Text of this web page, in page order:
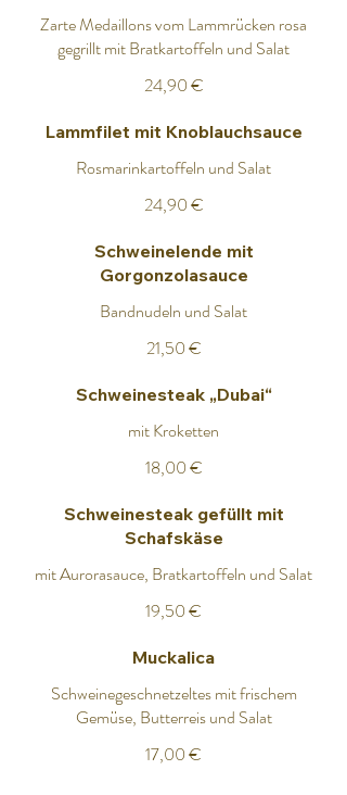
Zarte Medaillons vom Lammrücken rosa
gegrillt mit Bratkartoffeln und Salat
24,90 €
Lammfilet mit Knoblauchsauce
Rosmarinkartoffeln und Salat
24,90 €
Schweinelende mit
Gorgonzolasauce
Bandnudeln und Salat
21,50 €
Schweinesteak „Dubai“
mit Kroketten
18,00 €
Schweinesteak gefüllt mit
Schafskäse
mit Aurorasauce, Bratkartoffeln und Salat
19,50 €
Muckalica
Schweinegeschnetzeltes mit frischem
Gemüse, Butterreis und Salat
17,00 €